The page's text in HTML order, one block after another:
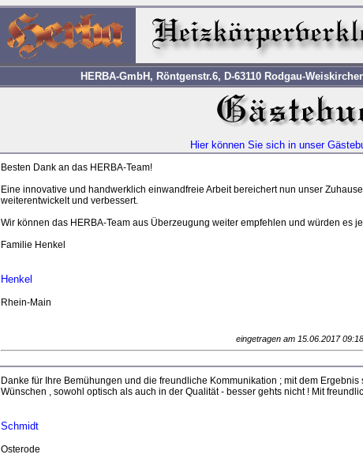
HERBA-GmbH, Röntgenstr.6, D-63110 Rodgau-
Hier können Sie sich in unser
Besten Dank an das HERBA-Team!
Eine innovative und handwerklich einwandfreie Arbeit bereichert nun unser
weiterentwickelt und verbessert.
Wir können das HERBA-Team aus Überzeugung weiter empfehlen und würden es
Familie Henkel
Henkel
Rhein-Main
eingetragen am 15.06.2017
Danke für Ihre Bemühungen und die freundliche Kommunikation ; mit dem
Wünschen , sowohl optisch als auch in der Qualität - besser gehts nicht ! Mit
Schmidt
Osterode